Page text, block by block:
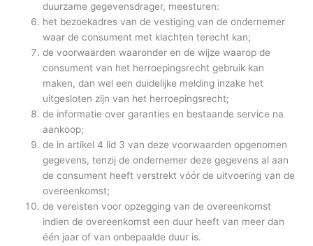
duurzame gegevensdrager, meesturen:
het bezoekadres van de vestiging van de ondernemer
waar de consument met klachten terecht kan;
de voorwaarden waaronder en de wijze waarop de
consument van het herroepingsrecht gebruik kan
maken, dan wel een duidelijke melding inzake het
uitgesloten zijn van het herroepingsrecht;
de informatie over garanties en bestaande service na
aankoop;
de in artikel 4 lid 3 van deze voorwaarden opgenomen
gegevens, tenzij de ondernemer deze gegevens al aan
de consument heeft verstrekt vóór de uitvoering van de
overeenkomst;
de vereisten voor opzegging van de overeenkomst
indien de overeenkomst een duur heeft van meer dan
één jaar of van onbepaalde duur is.